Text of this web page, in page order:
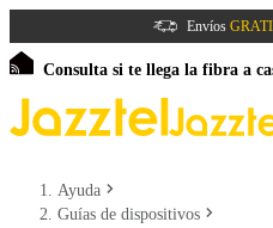
Envíos
Consulta si te llega la fibra a
Ayuda
Guías de dispositivos